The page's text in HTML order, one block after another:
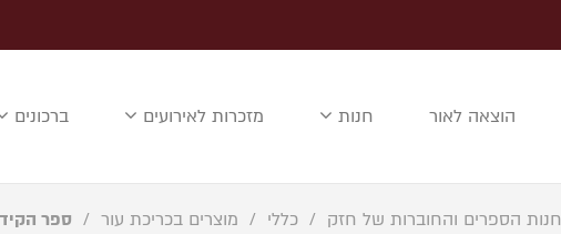
הוצאה לאור חנות מזכרות לאירועים ברכונים
חנות הספרים והחוברות של חזק / כללי / מוצרים בכריכת עור / ספר